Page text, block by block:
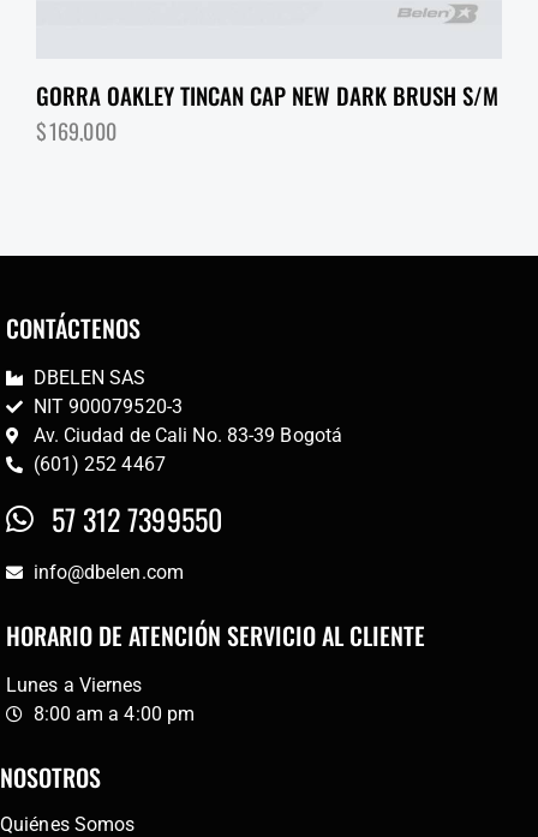
GORRA OAKLEY TINCAN CAP NEW DARK BRUSH S/M
$169,000
CONTÁCTENOS
DBELEN SAS
NIT 900079520-3
Av. Ciudad de Cali No. 83-39 Bogotá
(601) 252 4467
57 312 7399550
info@dbelen.com
HORARIO DE ATENCIÓN SERVICIO AL CLIENTE
Lunes a Viernes
8:00 am a 4:00 pm
NOSOTROS
Quiénes Somos